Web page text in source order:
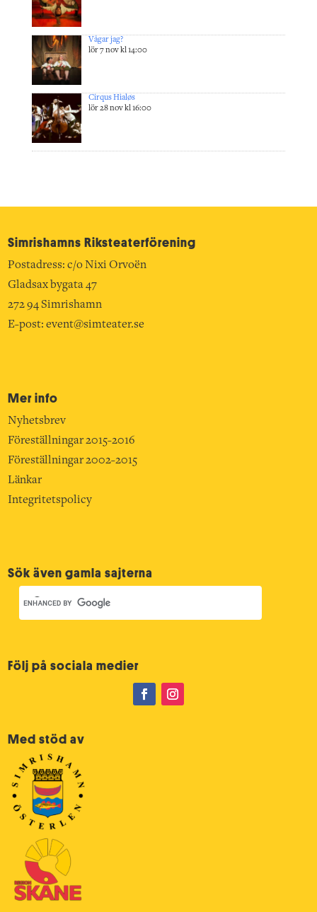
Vågar jag?
lör 7 nov kl 14:00
Cirqus Hialøs
lör 28 nov kl 16:00
Simrishamns Riksteater­förening
Postadress: c/o Nixi Orvoën
Gladsax bygata 47
272 94 Simrishamn
E-post:event@simteater.se
Mer info
Nyhetsbrev
Föreställningar 2015-2016
Föreställningar 2002-2015
Länkar
Integritetspolicy
Sök även gamla sajterna
Följ på sociala medier
Med stöd av